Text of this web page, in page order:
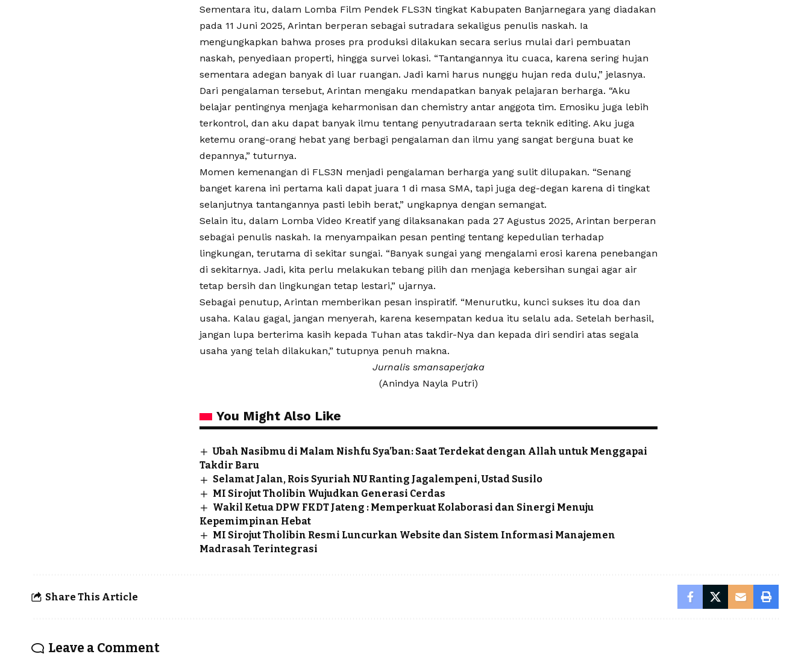
Sementara itu, dalam Lomba Film Pendek FLS3N tingkat Kabupaten Banjarnegara yang diadakan
pada 11 Juni 2025, Arintan berperan sebagai sutradara sekaligus penulis naskah. Ia
mengungkapkan bahwa proses pra produksi dilakukan secara serius mulai dari pembuatan
naskah, penyediaan properti, hingga survei lokasi. “Tantangannya itu cuaca, karena sering hujan
sementara adegan banyak di luar ruangan. Jadi kami harus nunggu hujan reda dulu,” jelasnya.
Dari pengalaman tersebut, Arintan mengaku mendapatkan banyak pelajaran berharga. “Aku
belajar pentingnya menjaga keharmonisan dan chemistry antar anggota tim. Emosiku juga lebih
terkontrol, dan aku dapat banyak ilmu tentang penyutradaraan serta teknik editing. Aku juga
ketemu orang-orang hebat yang berbagi pengalaman dan ilmu yang sangat berguna buat ke
depannya,” tuturnya.
Momen kemenangan di FLS3N menjadi pengalaman berharga yang sulit dilupakan. “Senang
banget karena ini pertama kali dapat juara 1 di masa SMA, tapi juga deg-degan karena di tingkat
selanjutnya tantangannya pasti lebih berat,” ungkapnya dengan semangat.
Selain itu, dalam Lomba Video Kreatif yang dilaksanakan pada 27 Agustus 2025, Arintan berperan
sebagai penulis naskah. Ia menyampaikan pesan penting tentang kepedulian terhadap
lingkungan, terutama di sekitar sungai. “Banyak sungai yang mengalami erosi karena penebangan
di sekitarnya. Jadi, kita perlu melakukan tebang pilih dan menjaga kebersihan sungai agar air
tetap bersih dan lingkungan tetap lestari,” ujarnya.
Sebagai penutup, Arintan memberikan pesan inspiratif. “Menurutku, kunci sukses itu doa dan
usaha. Kalau gagal, jangan menyerah, karena kesempatan kedua itu selalu ada. Setelah berhasil,
jangan lupa berterima kasih kepada Tuhan atas takdir-Nya dan kepada diri sendiri atas segala
usaha yang telah dilakukan,” tutupnya penuh makna.
Jurnalis smansaperjaka
(Anindya Nayla Putri)
You Might Also Like
Ubah Nasibmu di Malam Nishfu Sya’ban: Saat Terdekat dengan Allah untuk Menggapai
Takdir Baru
Selamat Jalan, Rois Syuriah NU Ranting Jagalempeni, Ustad Susilo
MI Sirojut Tholibin Wujudkan Generasi Cerdas
Wakil Ketua DPW FKDT Jateng : Memperkuat Kolaborasi dan Sinergi Menuju
Kepemimpinan Hebat
MI Sirojut Tholibin Resmi Luncurkan Website dan Sistem Informasi Manajemen
Madrasah Terintegrasi
Share This Article
Leave a Comment